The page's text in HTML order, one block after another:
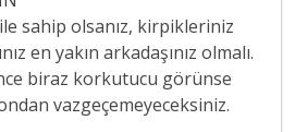
sahip olsanız, kirpikleriniz
en yakın arkadaşınız olmalı.
biraz korkutucu görünse
vazgeçemeyeceksiniz.